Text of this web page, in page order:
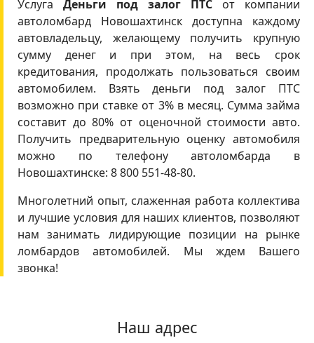
Услуга Деньги под залог ПТС от компании
автоломбард Новошахтинск доступна каждому
автовладельцу, желающему получить крупную
сумму денег и при этом, на весь срок
кредитования, продолжать пользоваться своим
автомобилем. Взять деньги под залог ПТС
возможно при ставке от 3% в месяц. Сумма займа
составит до 80% от оценочной стоимости авто.
Получить предварительную оценку автомобиля
можно по телефону автоломбарда в
Новошахтинске: 8 800 551-48-80.
Многолетний опыт, слаженная работа коллектива
и лучшие условия для наших клиентов, позволяют
нам занимать лидирующие позиции на рынке
ломбардов автомобилей. Мы ждем Вашего
звонка!
Наш адрес